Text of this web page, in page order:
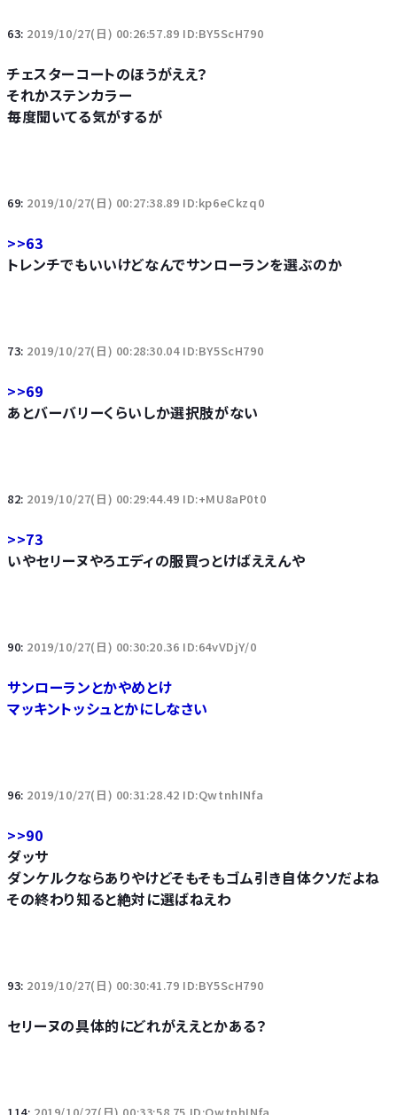
63: 2019/10/27(日) 00:26:57.89 ID:BY5ScH790
チェスターコートのほうがええ？
それかステンカラー
毎度聞いてる気がするが
69: 2019/10/27(日) 00:27:38.89 ID:kp6eCkzq0
>>63
トレンチでもいいけどなんでサンローランを選ぶのか
73: 2019/10/27(日) 00:28:30.04 ID:BY5ScH790
>>69
あとバーバリーくらいしか選択肢がない
82: 2019/10/27(日) 00:29:44.49 ID:+MU8aP0t0
>>73
いやセリーヌやろエディの服買っとけばええんや
90: 2019/10/27(日) 00:30:20.36 ID:64vVDjY/0
サンローランとかやめとけ
マッキントッシュとかにしなさい
96: 2019/10/27(日) 00:31:28.42 ID:QwtnhINfa
>>90
ダッサ
ダンケルクならありやけどそもそもゴム引き自体クソだよね
その終わり知ると絶対に選ばねえわ
93: 2019/10/27(日) 00:30:41.79 ID:BY5ScH790
セリーヌの具体的にどれがええとかある？